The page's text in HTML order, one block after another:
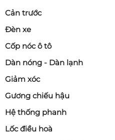
Cản trước
Đèn xe
Cốp nóc ô tô
Dàn nóng - Dàn lạnh
Giảm xóc
Gương chiếu hậu
Hệ thống phanh
Lốc điều hoà